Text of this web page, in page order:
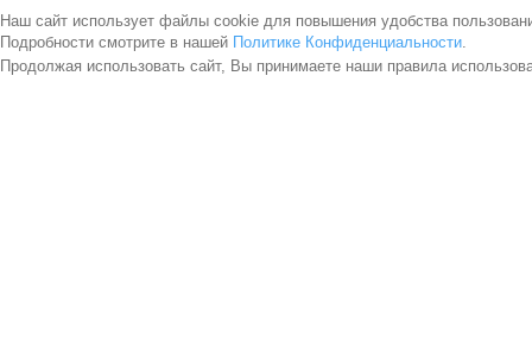
Наш сайт использует файлы cookie для повышения удобства
Подробности смотрите в нашей Политике Конфиденциальности.
Продолжая использовать сайт, Вы принимаете наши правила